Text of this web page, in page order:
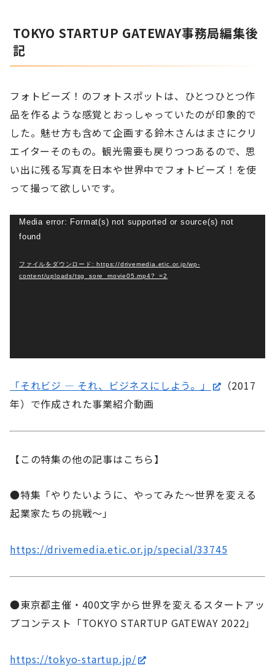
TOKYO STARTUP GATEWAY事務局編集後
記
フォトビーズ！のフォトスポットは、ひとつひとつ作
品を作るような感覚とおっしゃっていたのが印象的で
した。魅せ方も含めて企画する鈴木さんはまさにクリ
エイターそのもの。観光需要も戻りつつあるので、思
い出に残る写真を日本や世界中でフォトビーズ！を使
って撮って欲しいです。
レ
Media error: Format(s) not supported or source(s) not
found
ファイルをダウンロード: https://drivemedia.etic.or.jp/wp-
content/uploads/tsg_sore_movie05.mp4?_=2
「それビジ ― それ、ビジネスにしよう。」
（2017
年）で作成された事業紹介動画
【この特集の他の記事はこちら】
●特集「やりたいように、やってみた～世界を変える
起業家たちの挑戦～」
https://drivemedia.etic.or.jp/special/33745
●東京都主催・400文字から世界を変えるスタートアッ
プコンテスト「TOKYO STARTUP GATEWAY 2022」
https://tokyo-startup.jp/